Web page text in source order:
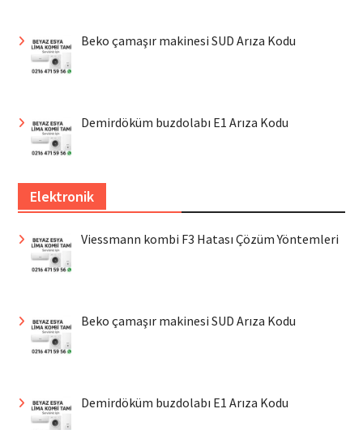
Beko çamaşır makinesi SUD Arıza Kodu
Demirdöküm buzdolabı E1 Arıza Kodu
Elektronik
Viessmann kombi F3 Hatası Çözüm Yöntemleri
Beko çamaşır makinesi SUD Arıza Kodu
Demirdöküm buzdolabı E1 Arıza Kodu